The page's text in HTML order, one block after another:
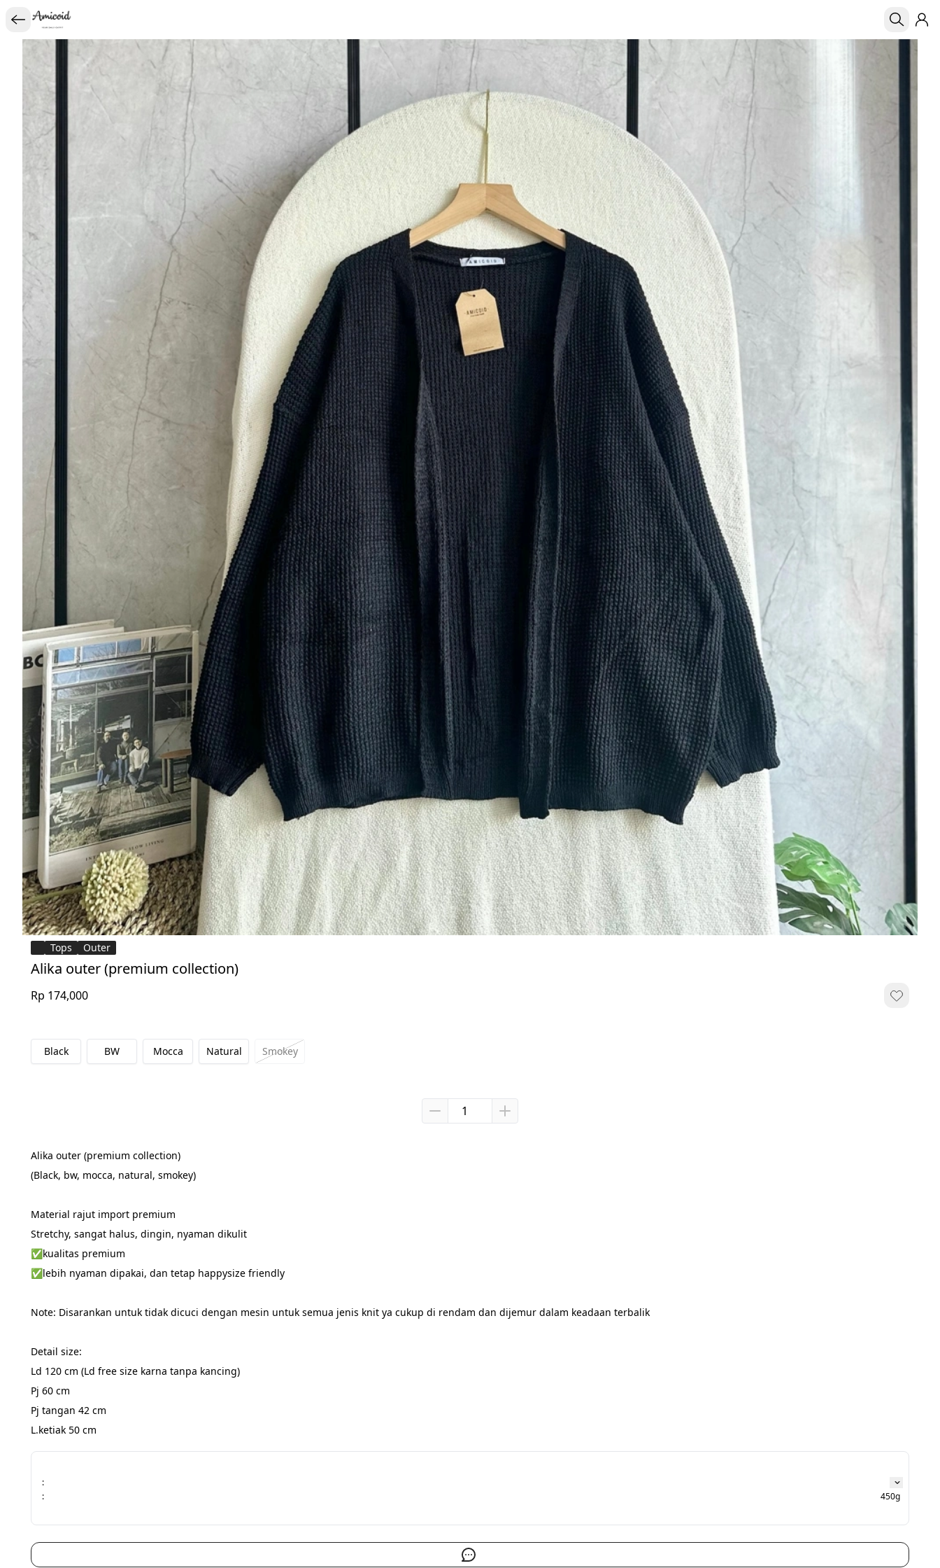
Tops Outer
Alika outer (premium collection)
Rp 174,000
Black BW Mocca Natural Smokey
Alika outer (premium collection)
(Black, bw, mocca, natural, smokey)
Material rajut import premium
Stretchy, sangat halus, dingin, nyaman dikulit
✅kualitas premium
✅lebih nyaman dipakai, dan tetap happysize friendly
Note: Disarankan untuk tidak dicuci dengan mesin untuk semua jenis knit ya cukup di rendam dan dijemur dalam keadaan terbalik
Detail size:
Ld 120 cm (Ld free size karna tanpa kancing)
Pj 60 cm
Pj tangan 42 cm
L.ketiak 50 cm
:
:
450g